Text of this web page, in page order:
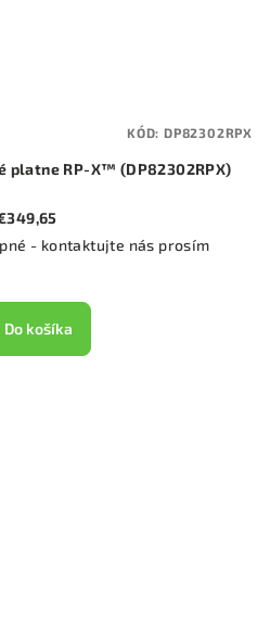
platne RP-X™ (DP82302RPX)
- kontaktujte nás prosím
Do košíka
KÓD: DP82302RPX